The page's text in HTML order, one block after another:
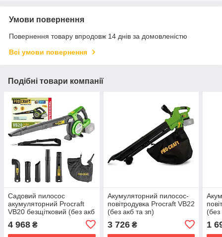
Умови повернення
Повернення товару впродовж 14 днів за домовленістю
Всі умови повернення
Подібні товари компанії
Садовий пилосос
акумуляторний Procraft
VB20 безщітковий (без акб
4 968 ₴
Акумуляторний пилосос-
повітродувка Procraft VB22
(без акб та зп)
3 726₴ 1